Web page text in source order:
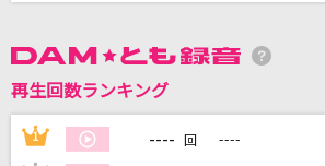
カラオケをもっと楽しもう！
再生回数ランキング
1 ---- 回 ----